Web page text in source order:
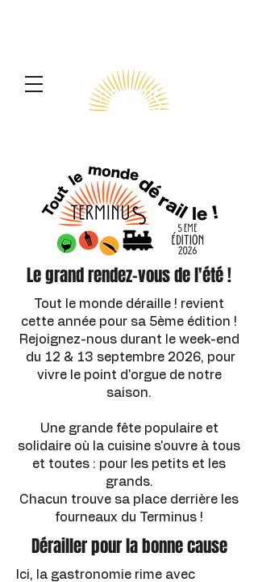
Le grand rendez-vous de l'été !
Tout le monde déraille ! revient
cette année pour sa 5ème édition !
Rejoignez-nous durant le week-end
du 12 & 13 septembre 2026, pour
vivre le point d'orgue de notre
saison.
Une grande fête populaire et
solidaire où la cuisine s'ouvre à tous
et toutes : pour les petits et les
grands.
Chacun trouve sa place derrière les
fourneaux du Terminus !
Dérailler pour la bonne cause
Ici, la gastronomie rime avec